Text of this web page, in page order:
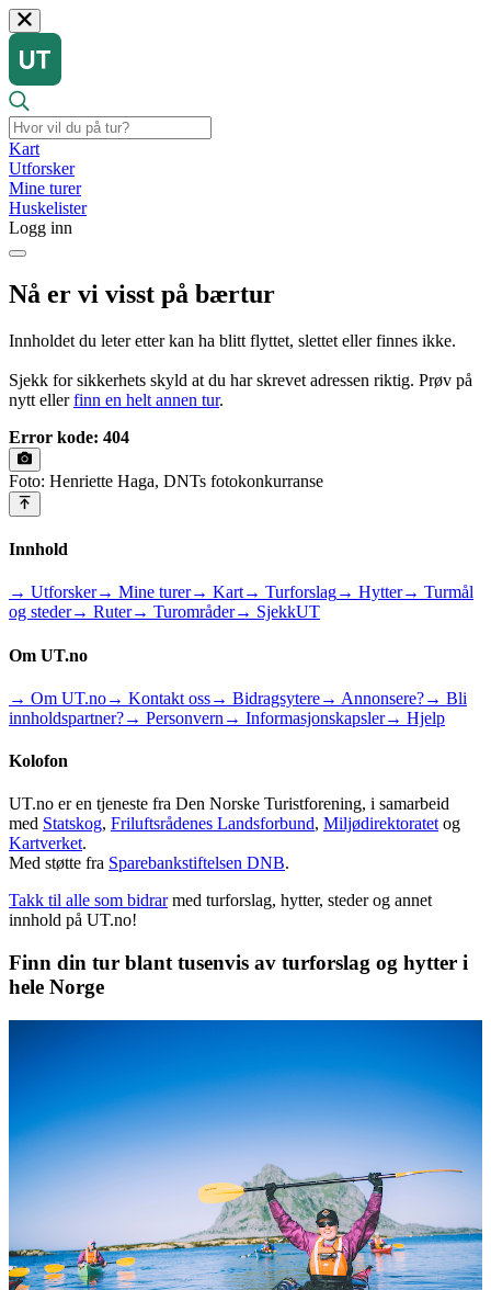
Kart
Utforsker
Mine turer
Huskelister
Logg inn
Nå er vi visst på bærtur
Innholdet du leter etter kan ha blitt flyttet, slettet eller finnes ikke.
Sjekk for sikkerhets skyld at du har skrevet adressen riktig. Prøv på
nytt eller finn en helt annen tur.
Error kode: 404
Foto: Henriette Haga, DNTs fotokonkurranse
Innhold
→ Utforsker→ Mine turer→ Kart→ Turforslag→ Hytter→ Turmål
og steder→ Ruter→ Turområder→ SjekkUT
Om UT.no
→ Om UT.no→ Kontakt oss→ Bidragsytere→ Annonsere?→ Bli
innholdspartner?→ Personvern → Informasjonskapsler→ Hjelp
Kolofon
UT.no er en tjeneste fra Den Norske Turistforening, i samarbeid
med Statskog, Friluftsrådenes Landsforbund, Miljødirektoratet og
Kartverket.
Med støtte fra Sparebankstiftelsen DNB.
Takk til alle som bidrar med turforslag, hytter, steder og annet
innhold på UT.no!
Finn din tur blant tusenvis av turforslag og hytter i
hele Norge